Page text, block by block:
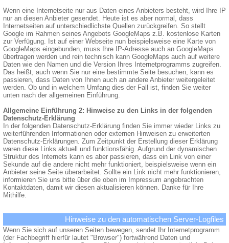
Wenn eine Internetseite nur aus Daten eines Anbieters besteht, wird Ihre IP
nur an diesen Anbieter gesendet. Heute ist es aber normal, dass
Internetseiten auf unterschiedlichste Quellen zurückgreifen. So stellt
Google im Rahmen seines Angebots GoogleMaps z.B. kostenlose Karten
zur Verfügung. Ist auf einer Webseite nun beispielsweise eine Karte von
GoogleMaps eingebunden, muss Ihre IP-Adresse auch an GoogleMaps
übertragen werden und rein technisch kann GoogleMaps auch auf weitere
Daten wie den Namen und die Version Ihres Internetprogramms zugreifen.
Das heißt, auch wenn Sie nur eine bestimmte Seite besuchen, kann es
passieren, dass Daten von Ihnen auch an andere Anbieter weitergeleitet
werden. Ob und in welchem Umfang dies der Fall ist, finden Sie weiter
unten nach der allgemeinen Einführung.
Allgemeine Einführung 2: Hinweise zu den Links in der folgenden
Datenschutz-Erklärung
In der folgenden Datenschutz-Erklärung finden Sie immer wieder Links zu
weiterführenden Informationen oder externen Hinweisen zu erweiterten
Datenschutz-Erklärungen. Zum Zeitpunkt der Erstellung dieser Erklärung
waren diese Links aktuell und funktionsfähig. Aufgrund der dynamischen
Struktur des Internets kann es aber passieren, dass ein Link von einer
Sekunde auf die andere nicht mehr funktioniert, beispielsweise wenn ein
Anbieter seine Seite überarbeitet. Sollte ein Link nicht mehr funktionieren,
informieren Sie uns bitte über die oben im Impressum angebrachten
Kontaktdaten, damit wir diesen aktualisieren können. Danke für Ihre
Mithilfe.
Hinweise zu den automatischen Server-Logfiles
Wenn Sie sich auf unseren Seiten bewegen, sendet Ihr Internetprogramm
(der Fachbegriff hierfür lautet "Browser") fortwährend Daten und